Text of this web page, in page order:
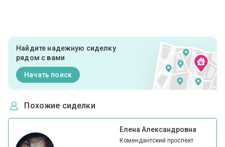
Найдите надежную сиделку
рядом с вами
Начать поиск
Похожие сиделки
Елена Александровна
Комендантский проспект